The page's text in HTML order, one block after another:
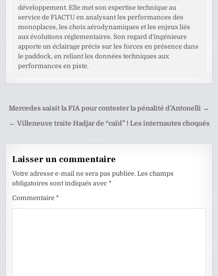
développement. Elle met son expertise technique au
service de F1ACTU en analysant les performances des
monoplaces, les choix aérodynamiques et les enjeux liés
aux évolutions réglementaires. Son regard d’ingénieure
apporte un éclairage précis sur les forces en présence dans
le paddock, en reliant les données techniques aux
performances en piste.
Navigation
de
Mercedes saisit la FIA pour contester la pénalité d’Antonelli →
← Villeneuve traite Hadjar de “caïd” ! Les internautes choqués
Laisser un commentaire
Votre adresse e-mail ne sera pas publiée. Les champs
obligatoires sont indiqués avec*
Commentaire*